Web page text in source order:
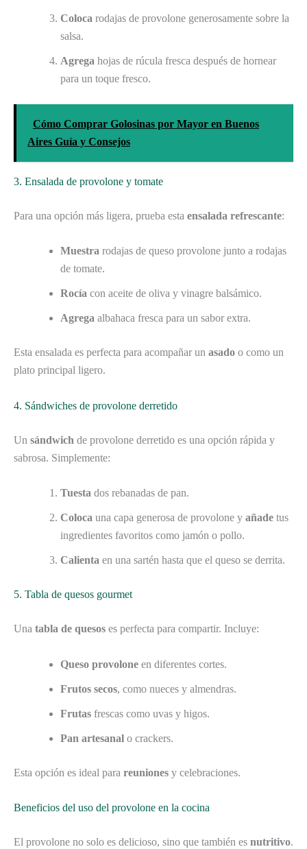
Coloca rodajas de provolone generosamente sobre la
salsa.
Agrega hojas de rúcula fresca después de hornear
para un toque fresco.
Cómo Comprar Golosinas por Mayor en Buenos
Aires Guía y Consejos
3. Ensalada de provolone y tomate
Para una opción más ligera, prueba esta ensalada refrescante:
Muestra rodajas de queso provolone junto a rodajas
de tomate.
Rocía con aceite de oliva y vinagre balsámico.
Agrega albahaca fresca para un sabor extra.
Esta ensalada es perfecta para acompañar un asado o como un
plato principal ligero.
4. Sándwiches de provolone derretido
Un sándwich de provolone derretido es una opción rápida y
sabrosa. Simplemente:
Tuesta dos rebanadas de pan.
Coloca una capa generosa de provolone y añade tus
ingredientes favoritos como jamón o pollo.
Calienta en una sartén hasta que el queso se derrita.
5. Tabla de quesos gourmet
Una tabla de quesos es perfecta para compartir. Incluye:
Queso provolone en diferentes cortes.
Frutos secos, como nueces y almendras.
Frutas frescas como uvas y higos.
Pan artesanal o crackers.
Esta opción es ideal para reuniones y celebraciones.
Beneficios del uso del provolone en la cocina
El provolone no solo es delicioso, sino que también es nutritivo.